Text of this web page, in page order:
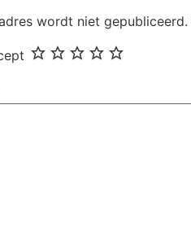
wordt niet gepubliceerd.